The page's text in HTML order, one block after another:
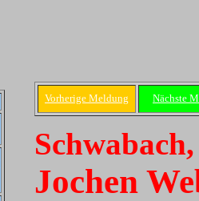
Vorherige Meldung Nächste
Jochen